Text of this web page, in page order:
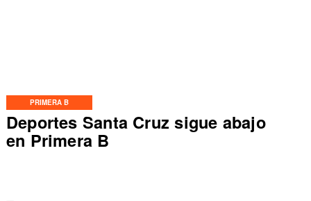
PRIMERA B
Deportes Santa Cruz sigue abajo
en Primera B